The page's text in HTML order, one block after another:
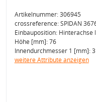
Artikelnummer: 306945
crossreference: SPIDAN
Einbauposition:
Höhe [mm]: 76
Innendurchmesser 1 [mm]:
weitere Attribute anzeigen